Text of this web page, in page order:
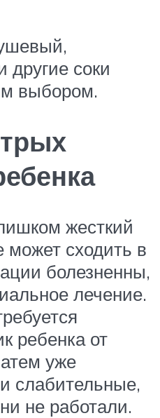
другие соки
выбором.
жесткий
может сходить в
болезненны,
лечение.
ребенка от
уже
слабительные,
не работали.